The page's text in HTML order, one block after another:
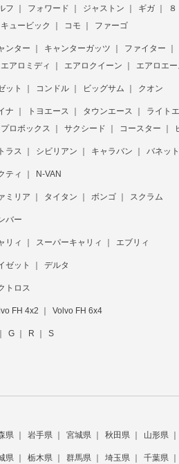
フ フォワード ジャストン ギガ
キュービック
コモ ファーゴ
ンター キャンターガッツ ファイター
エアロミディ
エアロクイーン エアロエー
ット コンドル ビッグサム クオン
ナ トヨエース タウンエース ライト
プロボックス
サクシード コースター
ラス シビリアン キャラバン バネット
ティ N-VAN
ミリア タイタン ボンゴ スクラム
バー
リィ スーパーキャリィ エブリィ
ゼット デルタ
トロス
FH 4x2 Volvo FH 6x4
G R S
県 岩手県 宮城県 秋田県 山形県
県 栃木県 群馬県 埼玉県 千葉県